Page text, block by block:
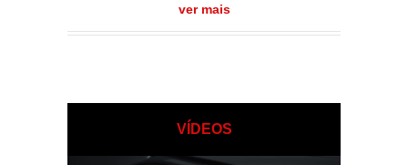
ver mais
VÍDEOS